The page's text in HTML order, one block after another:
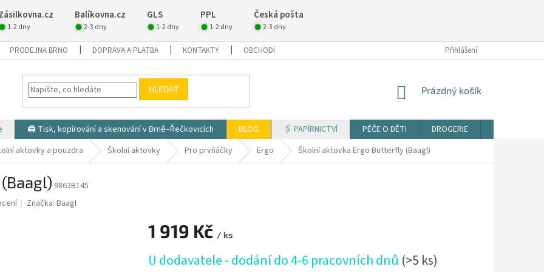
Balíkovna.cz GLS PPL Česká pošta
1-2 dny 2-3 dny 1-2 dny 1-2 dny 2-3 dny
PRODEJNA BRNO DOPRAVA A PLATBA KONTAKTY OBCHODNÍ PODMÍNKY Přihlášení
HLEDAT
NÁKUPNÍ
Prázdný košík
🖨️ Tisk, kopírování a skenování v Brně–Řečkovicích BLOG 🖇️ PAPÍRNICTVÍ PÉČE O DĚTI DROGERIE
aktovky a pouzdra
Školní aktovky Pro prvňáčky Ergo Školní aktovka Ergo Butterfly (Baagl)
9862B145
Značka:Baagl
1 919 Kč / ks
cena:
U dodavatele - dodání do 4-6 pracovních dnů (>5 ks)